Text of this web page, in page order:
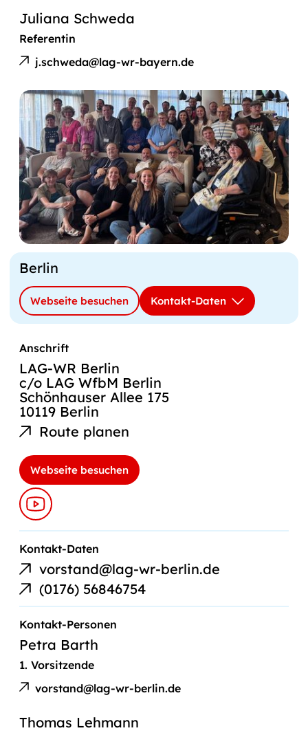
Juliana Schweda
Referentin
j.schweda@lag-wr-bayern.de
E-
Mail
an
Juliana
Schweda
Berlin
Webseite besuchen Kontakt-Daten
Anschrift
LAG-WR Berlin
c/o LAG WfbM Berlin
Schönhauser Allee 175
10119 Berlin
Route planen
Webseite besuchen
Kontakt-Daten
vorstand@lag-wr-berlin.de
E-
Mail-
Link
(0176) 56846754
Telefonnummer
Kontakt-Personen
Petra Barth
1. Vorsitzende
vorstand@lag-wr-berlin.de
E-
Mail
an
Petra
Barth
Thomas Lehmann